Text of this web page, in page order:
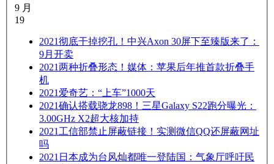
9 月
19
2021彻底干掉挖孔！中兴Axon 30屏下至臻版来了：
9月开卖
2021两种折叠形态！媒体：苹果后年推首款折叠手
机
2021 爱奇艺：“上车”1000天
2021确认搭载骁龙898！三星Galaxy S22跑分曝光：
3.00GHz X2超大核加持
2021 工信部禁止屏蔽链接！实测微信QQ还屏蔽网址
吗
2021 日本成为台风灿都唯一登陆国：气象厅呼吁民